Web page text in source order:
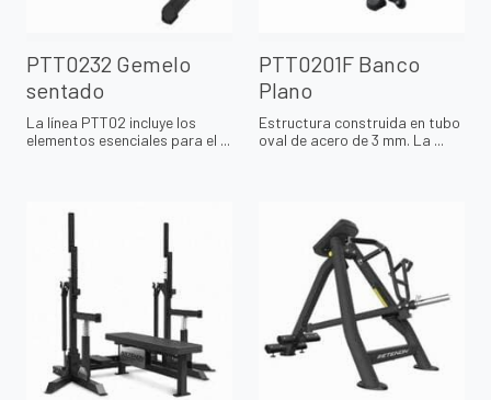
PTT0232 Gemelo
sentado
La línea PTT02 incluye los
elementos esenciales para el ...
PTT0201F Banco
Plano
Estructura construida en tubo
oval de acero de 3 mm. La ...